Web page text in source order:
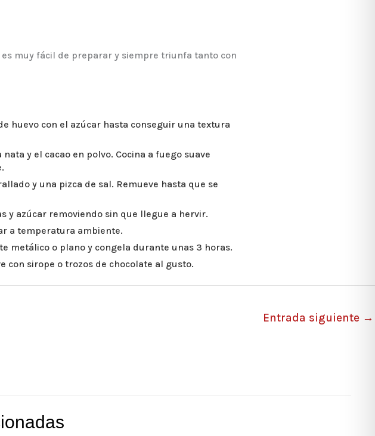
muy fácil de preparar y siempre triunfa tanto con
huevo con el azúcar hasta conseguir una textura
y el cacao en polvo. Cocina a fuego suave
y una pizca de sal. Remueve hasta que se
y azúcar removiendo sin que llegue a hervir.
a temperatura ambiente.
metálico o plano y congela durante unas 3 horas.
con sirope o trozos de chocolate al gusto.
Entrada siguiente →